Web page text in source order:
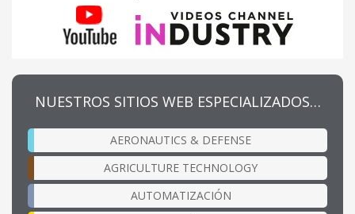
NUESTROS SITIOS WEB ESPECIALIZADOS…
AERONAUTICS & DEFENSE
AGRICULTURE TECHNOLOGY
AUTOMATIZACIÓN